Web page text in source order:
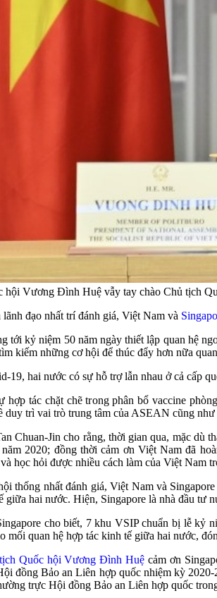
hội Vương Đình Huệ vẫy tay chào Chủ tịch
đạo nhất trí đánh giá, Việt Nam và
tới kỷ niệm 50 năm ngày thiết lập quan hệ
kiếm những cơ hội để thúc đẩy hơn nữa
19, hai nước có sự hỗ trợ lẫn nhau ở cả cấp
hợp tác chặt chẽ trong phân bổ vaccine
duy trì vai trò trung tâm của ASEAN cũng
Chuan-Jin cho rằng, thời gian qua, mặc dù
2020; đồng thời cảm ơn Việt Nam đã
học hỏi được nhiều cách làm của Việt Nam
thống nhất đánh giá, Việt Nam và
giữa hai nước. Hiện, Singapore là nhà đầu tư
cho biết, 7 khu VSIP chuẩn bị lễ kỷ
mối quan hệ hợp tác kinh tế giữa hai nước,
Quốc hội Vương Đình Huệ cảm ơn
đồng Bảo an Liên hợp quốc nhiệm kỳ
trực Hội đồng Bảo an Liên hợp quốc